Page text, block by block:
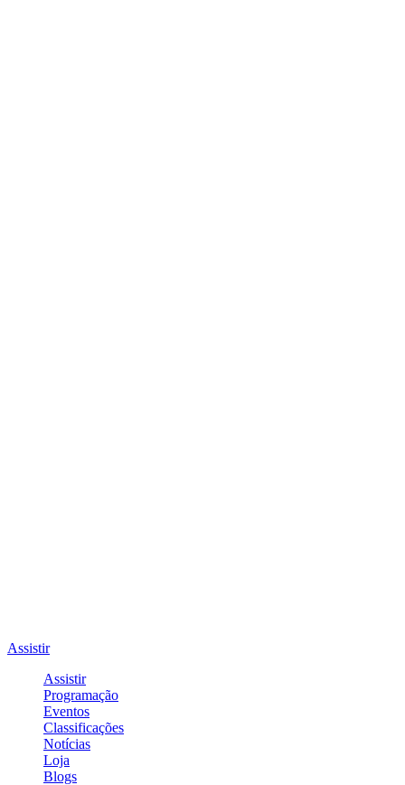
Assistir
Assistir
Programação
Eventos
Classificações
Notícias
Loja
Blogs